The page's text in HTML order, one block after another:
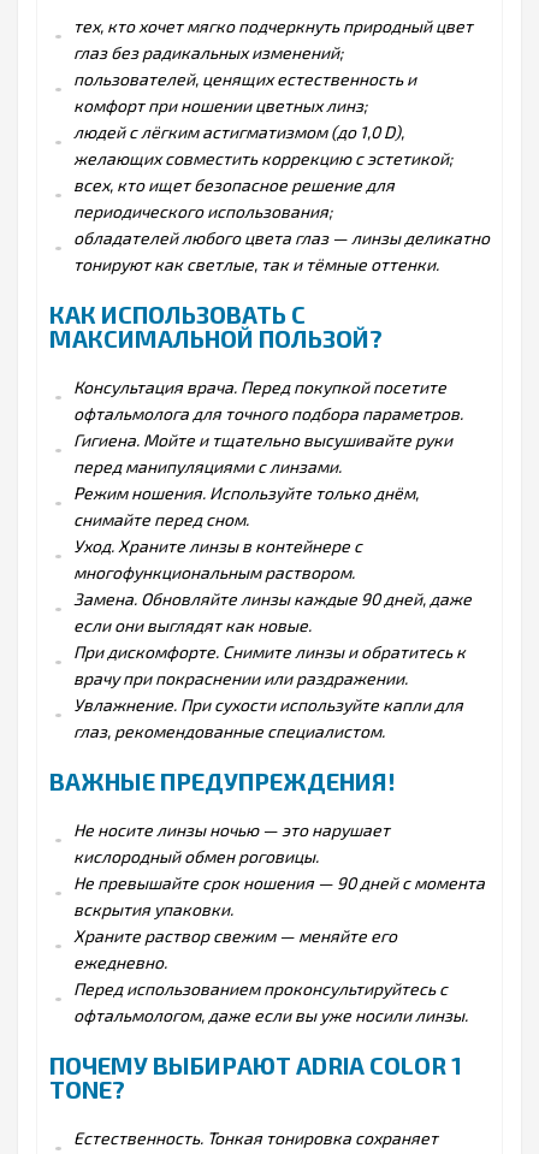
тех, кто хочет мягко подчеркнуть природный цвет
глаз без радикальных изменений;
пользователей, ценящих естественность и
комфорт при ношении цветных линз;
людей с лёгким астигматизмом (до 1,0 D),
желающих совместить коррекцию с эстетикой;
всех, кто ищет безопасное решение для
периодического использования;
обладателей любого цвета глаз — линзы деликатно
тонируют как светлые, так и тёмные оттенки.
КАК ИСПОЛЬЗОВАТЬ С
МАКСИМАЛЬНОЙ ПОЛЬЗОЙ?
Консультация врача. Перед покупкой посетите
офтальмолога для точного подбора параметров.
Гигиена. Мойте и тщательно высушивайте руки
перед манипуляциями с линзами.
Режим ношения. Используйте только днём,
снимайте перед сном.
Уход. Храните линзы в контейнере с
многофункциональным раствором.
Замена. Обновляйте линзы каждые 90 дней, даже
если они выглядят как новые.
При дискомфорте. Снимите линзы и обратитесь к
врачу при покраснении или раздражении.
Увлажнение. При сухости используйте капли для
глаз, рекомендованные специалистом.
ВАЖНЫЕ ПРЕДУПРЕЖДЕНИЯ!
Не носите линзы ночью — это нарушает
кислородный обмен роговицы.
Не превышайте срок ношения — 90 дней с момента
вскрытия упаковки.
Храните раствор свежим — меняйте его
ежедневно.
Перед использованием проконсультируйтесь с
офтальмологом, даже если вы уже носили линзы.
ПОЧЕМУ ВЫБИРАЮТ ADRIA COLOR 1
TONE?
Естественность. Тонкая тонировка сохраняет